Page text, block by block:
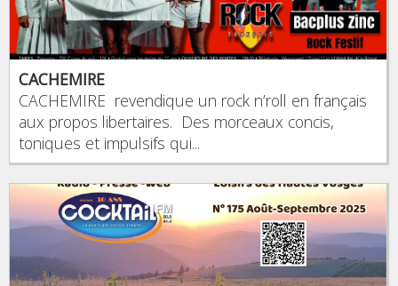
CACHEMIRE
CACHEMIRE revendique un rock n’roll en français
aux propos libertaires. Des morceaux concis,
toniques et impulsifs qui...